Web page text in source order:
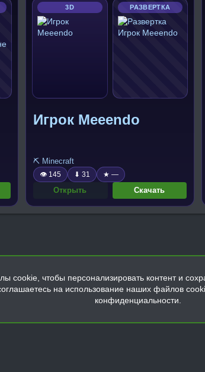
3D РАЗВЕРТКА
Игрок Meeendo
⛏️ Minecraft
👁 145 ⬇ 31 ★ —
Открыть Скачать
cookie, чтобы персонализировать контент и
на использование наших файлов
конфиденциальности.